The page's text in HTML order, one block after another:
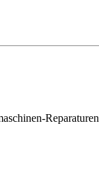
Reparaturen